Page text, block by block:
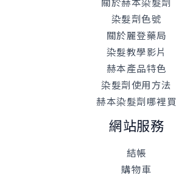
染髮劑色號
關於麗登藥局
染髮教學影片
赫本產品特色
染髮劑使用方法
赫本染髮劑哪裡買
網站服務
結帳
購物車